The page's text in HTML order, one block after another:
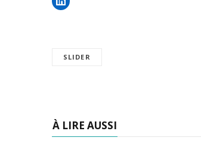
SLIDER
À LIRE AUSSI